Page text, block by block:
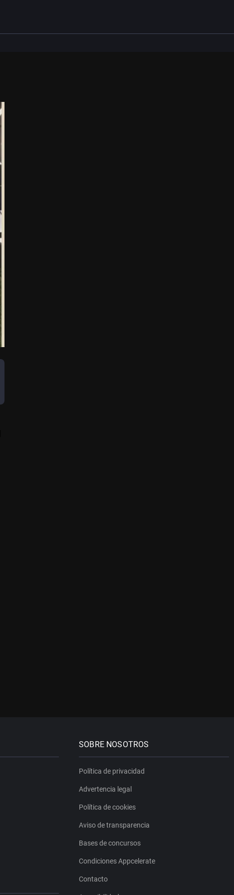
SOBRE NOSOTROS
Política de privacidad
Advertencia legal
Política de cookies
Aviso de transparencia
Bases de concursos
Condiciones Appcelerate
Contacto